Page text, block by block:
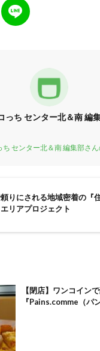
っち センター北＆南 編
ち センター北＆南 編集部さ
りにされる地域密着の『
エリアプロジェクト
【閉店】ワンコイン
『Pains.comme（パ